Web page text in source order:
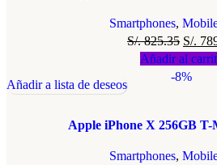
Smartphones,
S/.825.35 S/.
Añadir al
-8%
Añadir a lista de deseos
Apple iPhone X 256GB
Smartphones,